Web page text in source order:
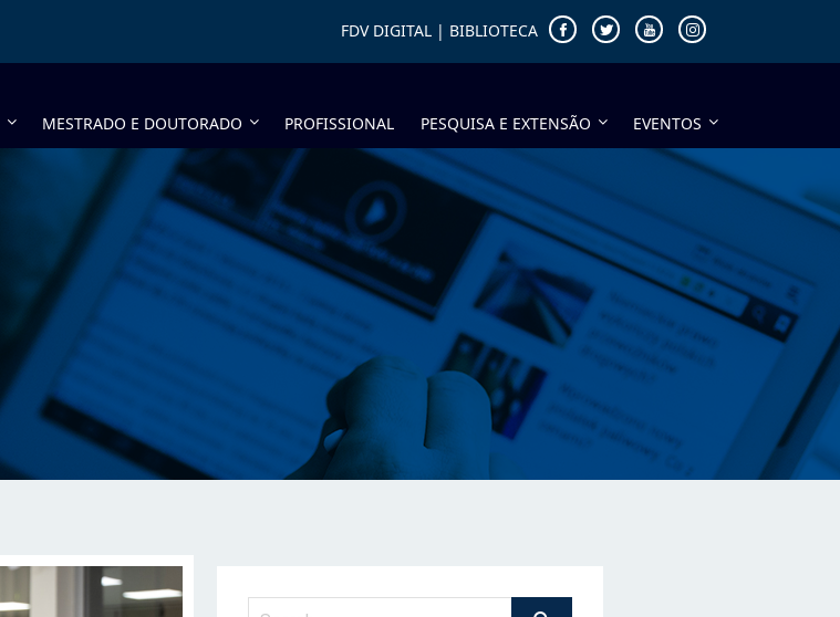
FDV DIGITAL | BIBLIOTECA
MESTRADO E DOUTORADO PROFISSIONAL PESQUISA E EXTENSÃO EVENTOS